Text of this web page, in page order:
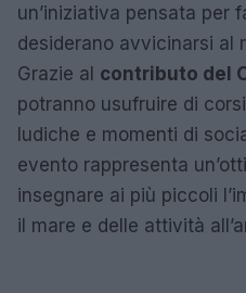
un’iniziativa pensata per
desiderano avvicinarsi al
Grazie al contributo del
potranno usufruire di
ludiche e momenti di
evento rappresenta
insegnare ai più piccoli
il mare e delle attività